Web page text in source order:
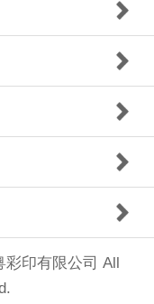
彩印有限公司 All